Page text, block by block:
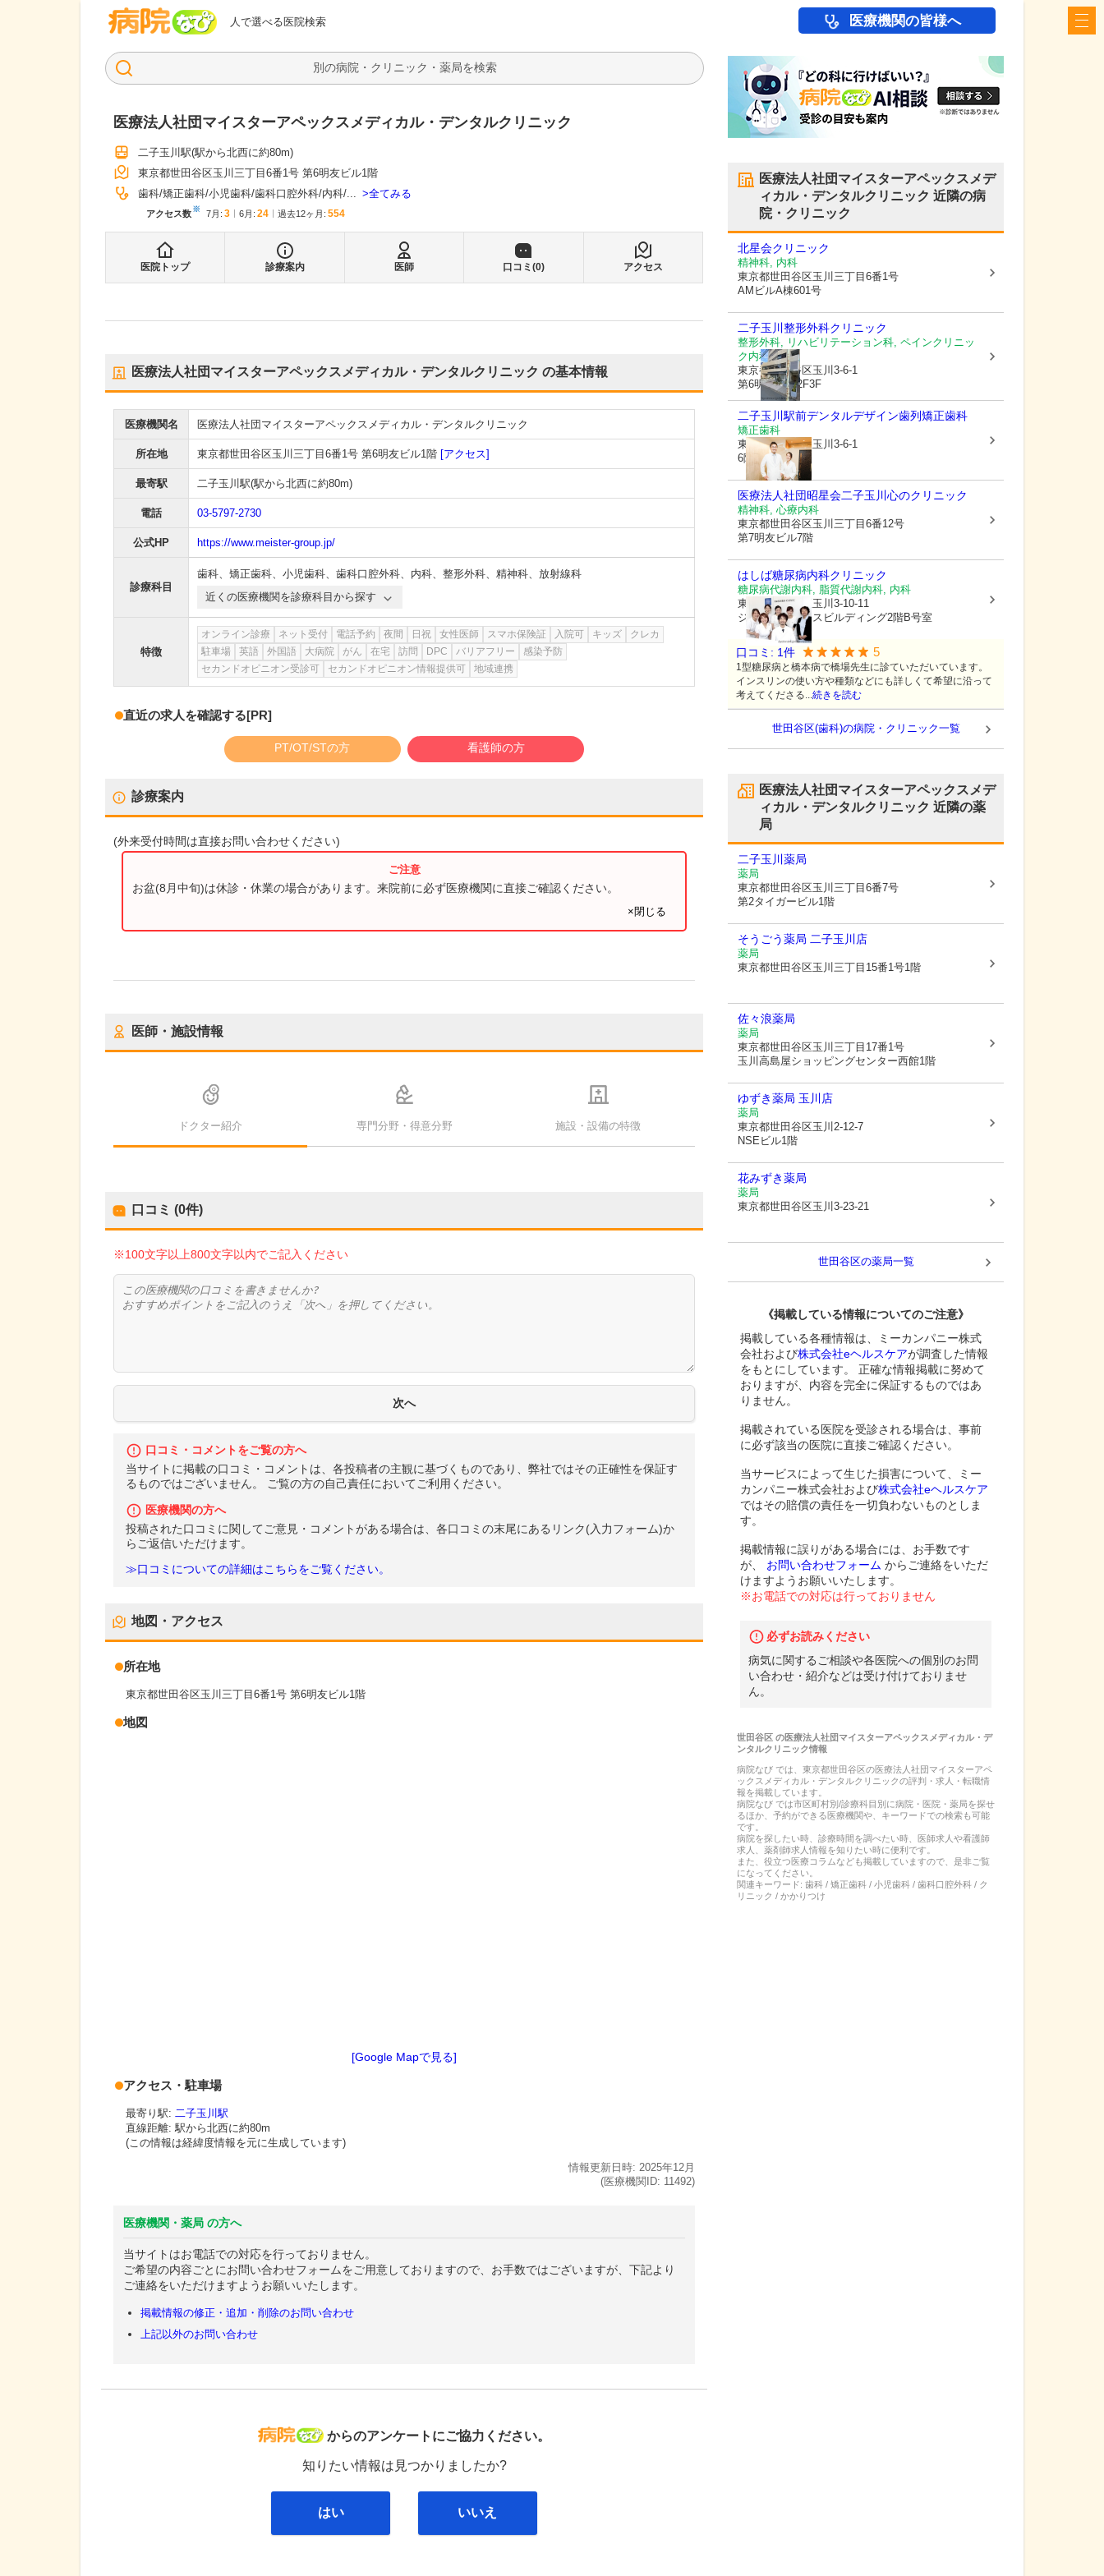
人で選べる医院検索
病院なび 医療機関の皆様へ
検索
医療法人社団マイスターアペックスメディカル・デンタルクリニック
二子玉川駅(駅から北西に約80m)
東京都世田谷区玉川三丁目6番1号 第6明友ビル1階
歯科 矯正歯科 小児歯科 歯科口腔外科 内科 ... 全てみる
アクセス数※ 7月 : 3 6月 : 24 過去12ヶ月: 554
医院トップ 診療案内 医師 口コミ(0) アクセス
医療法人社団マイスターアペックスメディカル・デンタルクリニック の基本情報
医療機関名 医療法人社団マイスターアペックスメディカル・デンタルクリニック
所在地 東京都世田谷区玉川三丁目6番1号 第6明友ビル1階 [アクセス]
最寄駅 二子玉川駅(駅から北西に約80m)
電話 03-5797-2730
公式HP https://www.meister-group.jp/
診療科目
歯科、 矯正歯科、 小児歯科、 歯科口腔外科、 内科、 整形外科、 精神科、 放射線科
近くの医療機関を診療科目から探す
特徴
オンライン診療 ネット受付 電話予約 夜間 日祝 女性医師 スマホ保険証 入院可 キッズ
クレカ
駐車場
英語 外国語 大病院 がん 在宅 訪問 DPC バリアフリー
感染予防
セカンドオピニオン受診可
セカンドオピニオン情報提供可 地域連携
直近の求人を確認する[PR]
PT/OT/STの方 看護師の方
診療案内
(外来受付時間は直接お問い合わせください)
お盆(8月中旬)は休診・休業の場合があります。来院前に必ず医療機関に直接ご確認ください。
×閉じる
医師・施設情報
ドクター紹介 専門分野・得意分野 施設・設備の特徴
口コミ (0件)
※100文字以上800文字以内でご記入ください
口コミ・コメントをご覧の方へ
当サイトに掲載の口コミ・コメントは、各投稿者の主観に基づくものであり、弊社ではその正確性を保証す
るものではございません。 ご覧の方の自己責任においてご利用ください。
医療機関の方へ
投稿された口コミに関してご意見・コメントがある場合は、各口コミの末尾にあるリンク(入力フォーム)か
らご返信いただけます。
≫口コミについての詳細はこちらをご覧ください。
地図・アクセス
所在地
東京都世田谷区玉川三丁目6番1号 第6明友ビル1階
地図
[Google Mapで見る]
アクセス・駐車場
最寄り駅: 二子玉川駅
直線距離: 駅から北西に約80m
(この情報は経緯度情報を元に生成しています)
情報更新日時: 2025年12月
(医療機関ID: 11492)
医療機関・薬局 の方へ
当サイトはお電話での対応を行っておりません。
ご希望の内容ごとにお問い合わせフォームをご用意しておりますので、お手数ではございますが、下記より
ご連絡をいただけますようお願いいたします。
掲載情報の修正・追加・削除のお問い合わせ
上記以外のお問い合わせ
病院なび
からのアンケートにご協力ください。
知りたい情報は見つかりましたか?
はい いいえ
医療法人社団マイスターアペックスメデ
ィカル・デンタルクリニック 近隣の病
院・クリニック
北星会クリニック
精神科, 内科
東京都世田谷区玉川三丁目6番1号
AMビルA棟601号
二子玉川整形外科クリニック
整形外科, リハビリテーション科, ペインクリニッ
ク内科
東京都世田谷区玉川3-6-1
第6明友ビル2F3F
二子玉川駅前デンタルデザイン歯列矯正歯科
矯正歯科
東京都世田谷区玉川3-6-1
6階
医療法人社団昭星会二子玉川心のクリニック
精神科, 心療内科
東京都世田谷区玉川三丁目6番12号
第7明友ビル7階
はしば糖尿病内科クリニック
糖尿病代謝内科, 脂質代謝内科, 内科
東京都世田谷区玉川3-10-11
ジ・エイペックスビルディング2階B号室
口コミ: 1件 5
1型糖尿病と橋本病で橋場先生に診ていただいています。
インスリンの使い方や種類などにも詳しくて希望に沿って
考えてくださる...続きを読む
世田谷区(歯科)の病院・クリニック一覧
医療法人社団マイスターアペックスメデ
ィカル・デンタルクリニック 近隣の薬
局
二子玉川薬局
薬局
東京都世田谷区玉川三丁目6番7号
第2タイガービル1階
そうごう薬局 二子玉川店
薬局
東京都世田谷区玉川三丁目15番1号1階
佐々浪薬局
薬局
東京都世田谷区玉川三丁目17番1号
玉川高島屋ショッピングセンター西館1階
ゆずき薬局 玉川店
薬局
東京都世田谷区玉川2-12-7
NSEビル1階
花みずき薬局
薬局
東京都世田谷区玉川3-23-21
世田谷区の薬局一覧
《掲載している情報についてのご注意》
掲載している各種情報は、ミーカンパニー株式
会社および株式会社eヘルスケアが調査した情報
をもとにしています。 正確な情報掲載に努めて
おりますが、内容を完全に保証するものではあ
りません。
掲載されている医院を受診される場合は、事前
に必ず該当の医院に直接ご確認ください。
当サービスによって生じた損害について、ミー
カンパニー株式会社および株式会社eヘルスケア
ではその賠償の責任を一切負わないものとしま
す。
掲載情報に誤りがある場合には、お手数です
が、
お問い合わせフォーム からご連絡をいただ
けますようお願いいたします。
※お電話での対応は行っておりません
必ずお読みください
病気に関するご相談や各医院への個別のお問
い合わせ・紹介などは受け付けておりませ
ん。
世田谷区の医療法人社団マイスターアペックスメディカル・デ
ンタルクリニック情報
病院なび では、 東京都世田谷区の医療法人社団マイスターアペ
ックスメディカル・デンタルクリニックの評判・求人・転職情
報を掲載しています。
病院なび では市区町村別/診療科目別に病院・医院・薬局を探せ
るほか、予約ができる医療機関や、キーワードでの検索も可能
です。
病院を探したい時、診療時間を調べたい時、医師求人や看護師
求人、薬剤師求人情報を知りたい時に便利です。
また、役立つ医療コラムなども掲載していますので、是非ご覧
になってください。
関連キーワード: 歯科 / 矯正歯科 / 小児歯科 / 歯科口腔外科 / ク
リニック / かかりつけ